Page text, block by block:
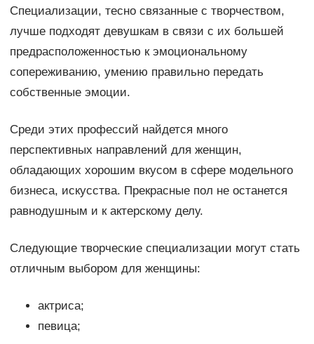
Специализации, тесно связанные с творчеством,
лучше подходят девушкам в связи с их большей
предрасположенностью к эмоциональному
сопереживанию, умению правильно передать
собственные эмоции.
Среди этих профессий найдется много
перспективных направлений для женщин,
обладающих хорошим вкусом в сфере модельного
бизнеса, искусства. Прекрасные пол не останется
равнодушным и к актерскому делу.
Следующие творческие специализации могут стать
отличным выбором для женщины:
актриса;
певица;